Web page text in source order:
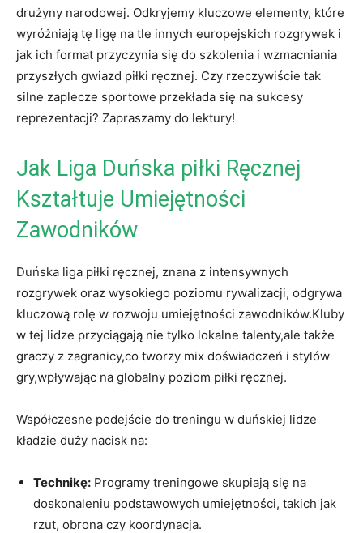
drużyny narodowej. Odkryjemy kluczowe elementy, które
wyróżniają tę ligę na tle innych europejskich rozgrywek i
jak ich format przyczynia się do szkolenia i wzmacniania
przyszłych gwiazd piłki ręcznej. Czy rzeczywiście ‌tak
silne zaplecze sportowe przekłada się na sukcesy
reprezentacji? Zapraszamy do lektury!
Jak Liga Duńska piłki Ręcznej
Kształtuje Umiejętności
Zawodników
Duńska liga piłki ręcznej, znana z intensywnych
rozgrywek oraz wysokiego poziomu rywalizacji, odgrywa
kluczową⁣ rolę w rozwoju umiejętności zawodników.Kluby‌
w tej lidze przyciągają nie tylko lokalne talenty,ale także
graczy ‍z ​zagranicy,co tworzy mix doświadczeń i‌ stylów
gry,wpływając na globalny poziom piłki‌ ręcznej.
Współczesne podejście do treningu w duńskiej lidze
kładzie duży nacisk na:
Technikę: Programy treningowe skupiają się na
doskonaleniu podstawowych umiejętności,‌ takich jak
rzut, obrona czy koordynacja.